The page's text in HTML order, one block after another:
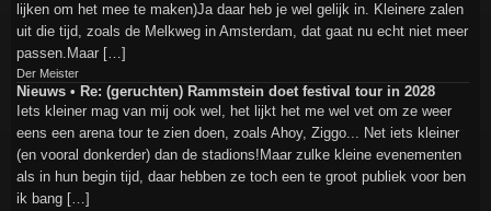
lijken om het mee te maken)Ja daar heb je wel gelijk in. Kleinere zalen
uit die tijd, zoals de Melkweg in Amsterdam, dat gaat nu echt niet meer
passen.Maar […]
Der Meister
Nieuws • Re: (geruchten) Rammstein doet festival tour in 2028
Iets kleiner mag van mij ook wel, het lijkt het me wel vet om ze weer
eens een arena tour te zien doen, zoals Ahoy, Ziggo... Net iets kleiner
(en vooral donkerder) dan de stadions!Maar zulke kleine evenementen
als in hun begin tijd, daar hebben ze toch een te groot publiek voor ben
ik bang […]